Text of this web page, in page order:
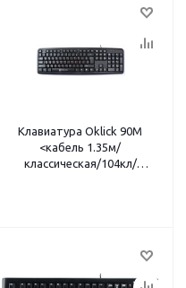
Клавиатура Oklick 90M
<кабель 1.35м/
классическая/104кл/